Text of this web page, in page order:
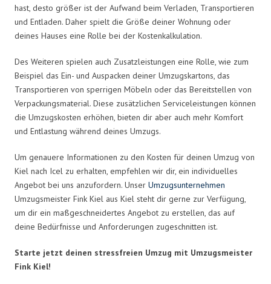
hast, desto größer ist der Aufwand beim Verladen, Transportieren
und Entladen. Daher spielt die Größe deiner Wohnung oder
deines Hauses eine Rolle bei der Kostenkalkulation.
Des Weiteren spielen auch Zusatzleistungen eine Rolle, wie zum
Beispiel das Ein- und Auspacken deiner Umzugskartons, das
Transportieren von sperrigen Möbeln oder das Bereitstellen von
Verpackungsmaterial. Diese zusätzlichen Serviceleistungen können
die Umzugskosten erhöhen, bieten dir aber auch mehr Komfort
und Entlastung während deines Umzugs.
Um genauere Informationen zu den Kosten für deinen Umzug von
Kiel nach Icel zu erhalten, empfehlen wir dir, ein individuelles
Angebot bei uns anzufordern. Unser Umzugsunternehmen
Umzugsmeister Fink Kiel aus Kiel steht dir gerne zur Verfügung,
um dir ein maßgeschneidertes Angebot zu erstellen, das auf
deine Bedürfnisse und Anforderungen zugeschnitten ist.
Starte jetzt deinen stressfreien Umzug mit Umzugsmeister
Fink Kiel!